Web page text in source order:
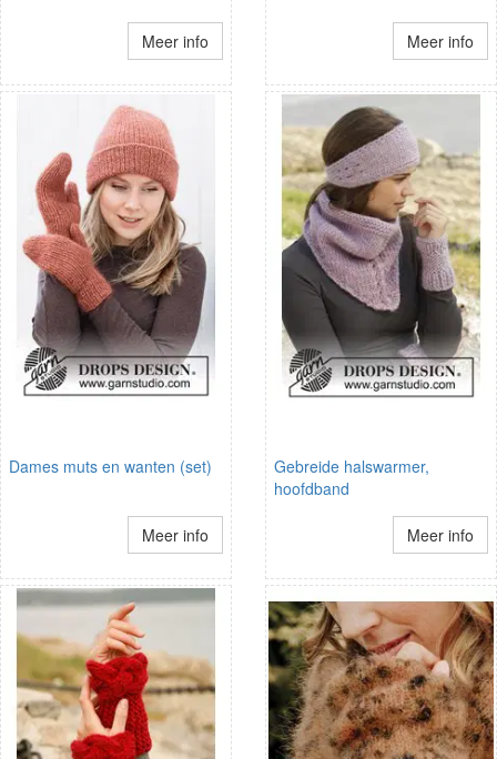
Meer info Meer info
Dames muts en wanten (set)
Meer info
Gebreide halswarmer,
hoofdband
Meer info